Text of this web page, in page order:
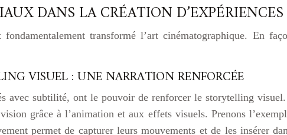
DANS LA CRÉATION
transformé l’art cinématographique. En
VISUEL : UNE NARRATION RENFORCÉE
avec subtilité, ont le pouvoir de renforcer le storytelling
grâce à l’animation et aux effets visuels. Prenons
permet de capturer leurs mouvements et de les insérer